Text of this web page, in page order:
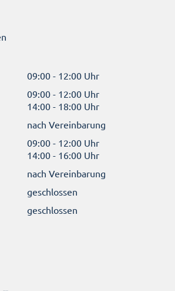
09:00 - 12:00 Uhr
09:00 - 12:00 Uhr
14:00 - 18:00 Uhr
nach Vereinbarung
09:00 - 12:00 Uhr
14:00 - 16:00 Uhr
nach Vereinbarung
geschlossen
geschlossen